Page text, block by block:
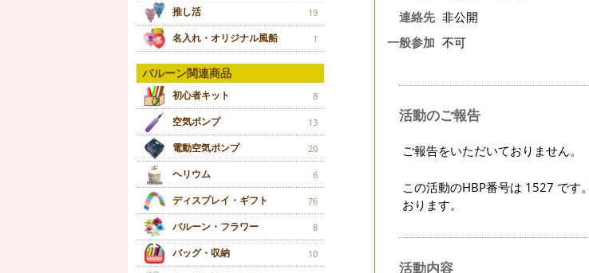
推し活 19
名入れ・オリジナル風船 1
バルーン関連商品
初心者キット 8
空気ポンプ 13
電動空気ポンプ 20
ヘリウム 6
ディスプレイ・ギフト 76
バルーン・フラワー 8
バッグ・収納 10
連絡先 非公開
一般参加 不可
活動のご報告
ご報告をいただいておりません。
この活動のHBP番号は 1527 です。
おります。
活動内容